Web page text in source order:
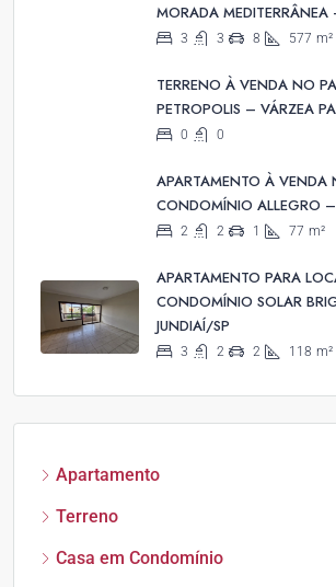
MORADA MEDITERRÂNEA
3 3 8 577 m²
TERRENO À VENDA NO
PETROPOLIS – VÁRZEA
0 0
APARTAMENTO À VENDA
CONDOMÍNIO ALLEGRO
2 2 1 77 m²
APARTAMENTO PARA
CONDOMÍNIO SOLAR
JUNDIAÍ/SP
3 2 2 118 m²
Apartamento
Terreno
Casa em Condomínio